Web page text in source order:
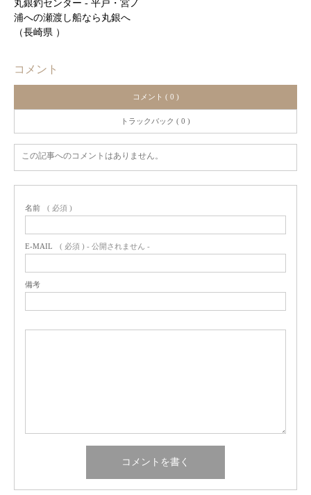
丸銀釣センター ‐ 平戸・宮ノ
浦への瀬渡し船なら丸銀へ
（長崎県 ）
コメント
コメント ( 0 )
トラックバック ( 0 )
この記事へのコメントはありません。
名前 ( 必須 )
E-MAIL ( 必須 ) - 公開されません -
備考